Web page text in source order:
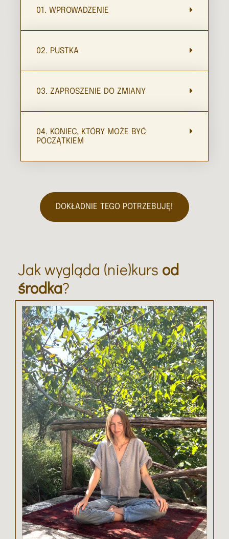
01. WPROWADZENIE
02. PUSTKA
03. ZAPROSZENIE DO ZMIANY
04. KONIEC, KTÓRY MOŻE BYĆ
POCZĄTKIEM
DOKŁADNIE TEGO POTRZEBUJĘ!
Jak wygląda (nie)kurs od
środka?